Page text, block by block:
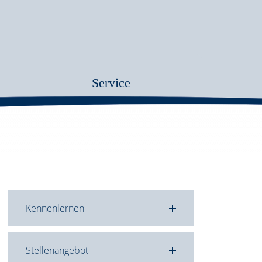
Service
Kennenlernen
Stellenangebot